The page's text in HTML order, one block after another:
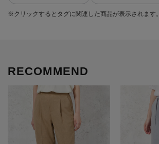
※クリックするとタグに関連した商品が表示されます。
RECOMMEND